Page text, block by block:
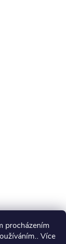
procházením
Více